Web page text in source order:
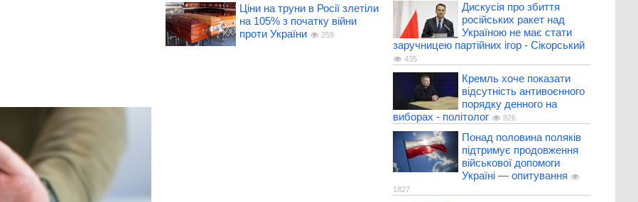
Ціни на труни в Росії злетіли
на 105% з початку війни
проти України
259
Дискусія про збиття
російських ракет над
Україною не має стати
заручницею партійних ігор - Сікорський
435
Кремль хоче показати
відсутність антивоєнного
порядку денного на
виборах - політолог
826
Понад половина поляків
підтримує продовження
військової допомоги
Україні — опитування
1827